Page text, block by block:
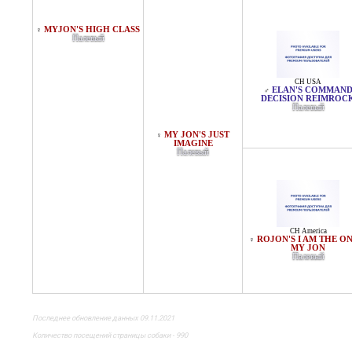
♀ MYJON'S HIGH CLASS
Палевый
♀ MY JON'S JUST
IMAGINE
Палевый
CH USA
♂ ELAN'S COMMAND
DECISION
Палевый
CH America
♀ ROJON'S I AM THE
MY JON
Палевый
Последнее обновление данных 09.11.2021
Количество посещений страницы собаки - 990